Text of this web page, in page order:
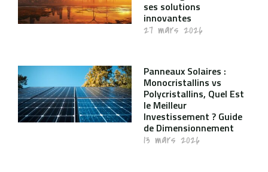
ses solutions
innovantes
27 mars 2026
Panneaux Solaires :
Monocristallins vs
Polycristallins, Quel Est
le Meilleur
Investissement ? Guide
de Dimensionnement
13 mars 2026